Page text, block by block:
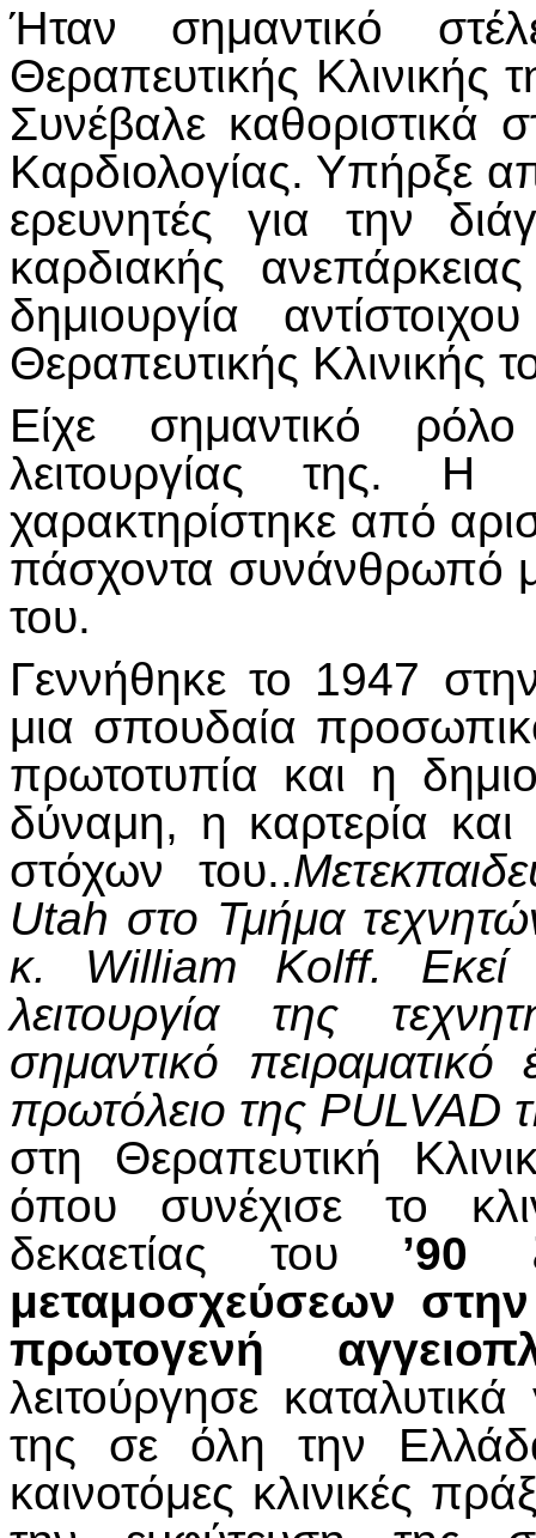
Ήταν σημαντικό
Θεραπευτικής Κλινικής
Συνέβαλε καθοριστικά
Καρδιολογίας. Υπήρξε
ερευνητές για την
καρδιακής
δημιουργία
Θεραπευτικής Κλινικής
Είχε σημαντικό
λειτουργίας της. Η
χαρακτηρίστηκε από
πάσχοντα συνάνθρωπό
του.
Γεννήθηκε το 1947
μια σπουδαία
πρωτοτυπία και η
δύναμη, η καρτερία
στόχων του..
Utah στο Τμήμα
κ. William Kolff. Εκεί
λειτουργία της
σημαντικό
πρωτόλειο της
στη Θεραπευτική
όπου συνέχισε το
δεκαετίας του ’90
μεταμοσχεύσεων
πρωτογενή
λειτούργησε
της σε όλη την
καινοτόμες κλινικές